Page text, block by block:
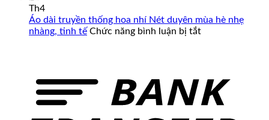
Mẫu
Mã,
Chuẩn
Đến
Dâu
Màu
TRẮNG
VẺ
BAO
GIỜ
Th4
Áo dài truyền thống hoa nhí Nét duyên mùa hè nhẹ
nhàng, tinh tế Chức năng bình luận bị tắtở
hoa
nhí